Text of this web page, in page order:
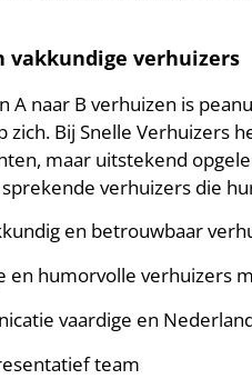
vakkundige verhuizers
A naar B verhuizen is
zich. Bij Snelle Verhuizers
maar uitstekend
verhuizers die
en betrouwbaar
en humorvolle verhuizers
vaardige en
team